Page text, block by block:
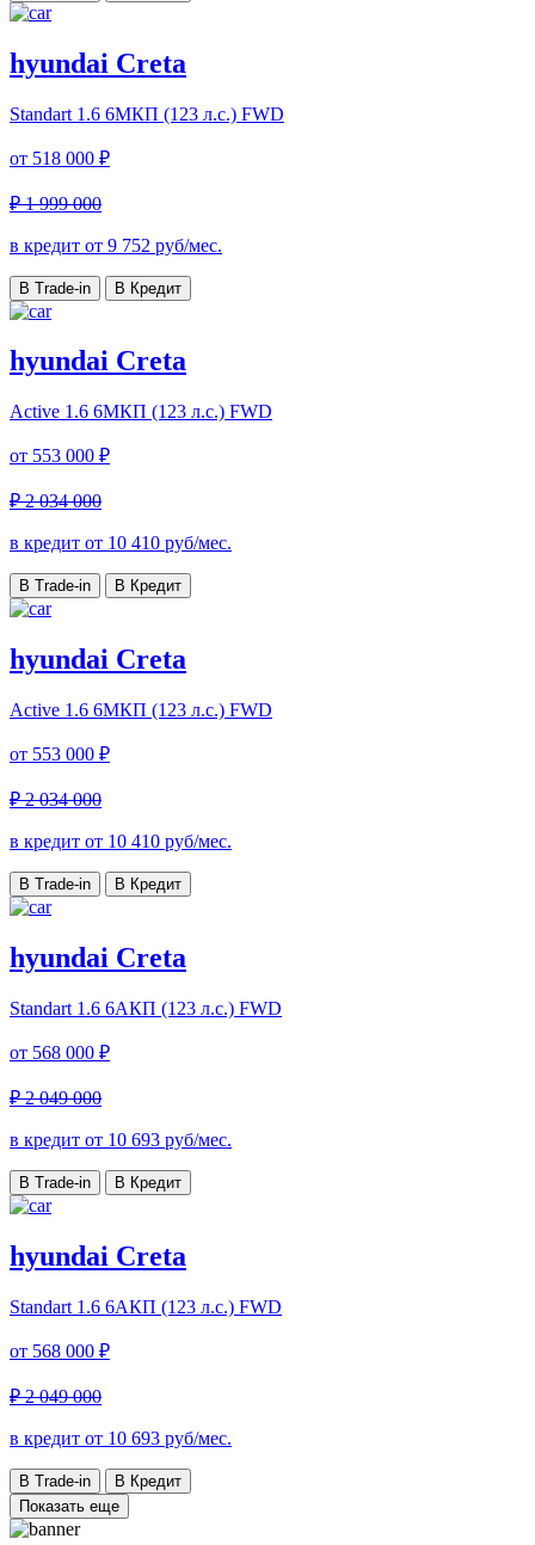
hyundai Creta
Standart 1.6 6МКП (123 л.с.) FWD
от 518 000 ₽
₽ 1 999 000
в кредит от 9 752 руб/мес.
В Trade-in В Кредит
hyundai Creta
Active 1.6 6МКП (123 л.с.) FWD
от 553 000 ₽
₽ 2 034 000
в кредит от 10 410 руб/мес.
В Trade-in В Кредит
hyundai Creta
Active 1.6 6МКП (123 л.с.) FWD
от 553 000 ₽
₽ 2 034 000
в кредит от 10 410 руб/мес.
В Trade-in В Кредит
hyundai Creta
Standart 1.6 6AКП (123 л.с.) FWD
от 568 000 ₽
₽ 2 049 000
в кредит от 10 693 руб/мес.
В Trade-in В Кредит
hyundai Creta
Standart 1.6 6AКП (123 л.с.) FWD
от 568 000 ₽
₽ 2 049 000
в кредит от 10 693 руб/мес.
В Trade-in
В Кредит
Показать еще